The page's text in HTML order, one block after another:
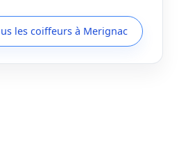
les coiffeurs à Merignac